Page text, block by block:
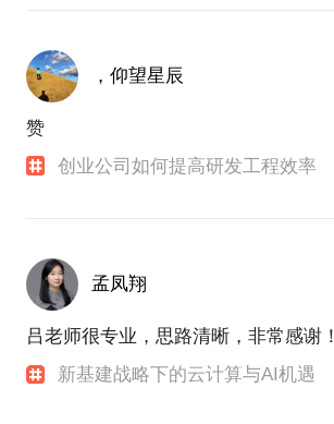
，仰望星辰
赞
创业公司如何提高研发工程效率
孟凤翔
吕老师很专业，思路清晰，非常感谢！
新基建战略下的云计算与AI机遇